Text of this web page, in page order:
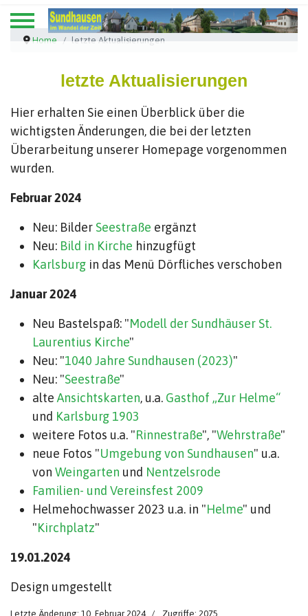
Home letzte Aktualisierungen
letzte Aktualisierungen
Hier erhalten Sie einen Überblick über die
wichtigsten Änderungen, die bei der letzten
Überarbeitung unserer Homepage vorgenommen
wurden.
Februar 2024
Neu: Bilder Seestraße ergänzt
Neu: Bild in Kirche hinzugfügt
Karlsburg in das Menü Dörfliches verschoben
Januar 2024
Neu Bastelspaß: "Modell der Sundhäuser St.
Laurentius Kirche"
Neu: "1040 Jahre Sundhausen (2023)"
Neu: "Seestraße"
alte Ansichtskarten, u.a. Gasthof „Zur Helme“
und Karlsburg 1903
weitere Fotos u.a. "Rinnestraße", "Wehrstraße"
neue Fotos "Umgebung von Sundhausen" u.a.
von Weingarten und Nentzelsrode
Familien- und Vereinsfest 2009
Helmehochwasser 2023 u.a. in "Helme" und
"Kirchplatz"
19.01.2024
Design umgestellt
Letzte Änderung: 10. Februar 2024 Zugriffe: 2075